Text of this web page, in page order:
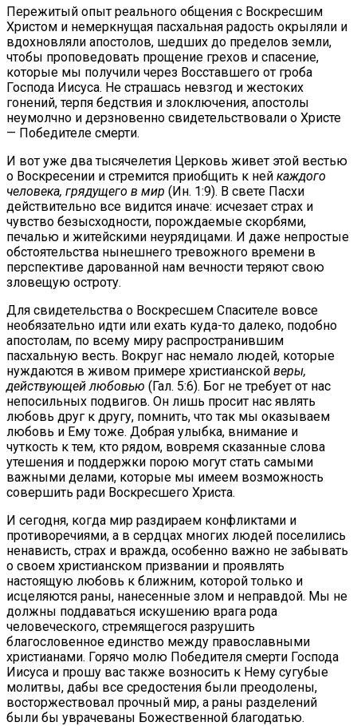
Пережитый опыт реального общения с Воскресшим
Христом и немеркнущая пасхальная радость окрыляли и
вдохновляли апостолов, шедших до пределов земли,
чтобы проповедовать прощение грехов и спасение,
которые мы получили через Восставшего от гроба
Господа Иисуса. Не страшась невзгод и жестоких
гонений, терпя бедствия и злоключения, апостолы
неумолчно и дерзновенно свидетельствовали о Христе
— Победителе смерти.
И вот уже два тысячелетия Церковь живет этой вестью
о Воскресении и стремится приобщить к ней каждого
человека, грядущего в мир (Ин. 1:9). В свете Пасхи
действительно все видится иначе: исчезает страх и
чувство безысходности, порождаемые скорбями,
печалью и житейскими неурядицами. И даже непростые
обстоятельства нынешнего тревожного времени в
перспективе дарованной нам вечности теряют свою
зловещую остроту.
Для свидетельства о Воскресшем Спасителе вовсе
необязательно идти или ехать куда-то далеко, подобно
апостолам, по всему миру распространившим
пасхальную весть. Вокруг нас немало людей, которые
нуждаются в живом примере христианской веры,
действующей любовью (Гал. 5:6). Бог не требует от нас
непосильных подвигов. Он лишь просит нас являть
любовь друг к другу, помнить, что так мы оказываем
любовь и Ему тоже. Добрая улыбка, внимание и
чуткость к тем, кто рядом, вовремя сказанные слова
утешения и поддержки порою могут стать самыми
важными делами, которые мы имеем возможность
совершить ради Воскресшего Христа.
И сегодня, когда мир раздираем конфликтами и
противоречиями, а в сердцах многих людей поселились
ненависть, страх и вражда, особенно важно не забывать
о своем христианском призвании и проявлять
настоящую любовь к ближним, которой только и
исцеляются раны, нанесенные злом и неправдой. Мы не
должны поддаваться искушению врага рода
человеческого, стремящегося разрушить
благословенное единство между православными
христианами. Горячо молю Победителя смерти Господа
Иисуса и прошу вас также возносить к Нему сугубые
молитвы, дабы все средостения были преодолены,
восторжествовал прочный мир, а раны разделений
были бы уврачеваны Божественной благодатью.